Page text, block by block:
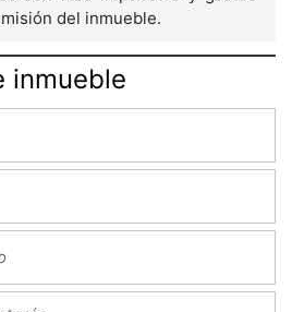
del inmueble.
inmueble